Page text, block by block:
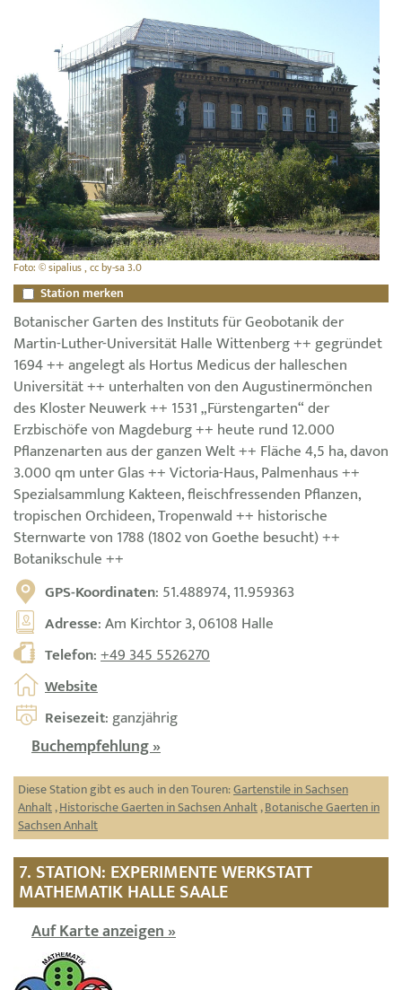
Foto: © sipalius , cc by-sa 3.0
Station merken
Botanischer Garten des Instituts für Geobotanik der
Martin-Luther-Universität Halle Wittenberg ++ gegründet
1694 ++ angelegt als Hortus Medicus der halleschen
Universität ++ unterhalten von den Augustinermönchen
des Kloster Neuwerk ++ 1531 „Fürstengarten“ der
Erzbischöfe von Magdeburg ++ heute rund 12.000
Pflanzenarten aus der ganzen Welt ++ Fläche 4,5 ha, davon
3.000 qm unter Glas ++ Victoria-Haus, Palmenhaus ++
Spezialsammlung Kakteen, fleischfressenden Pflanzen,
tropischen Orchideen, Tropenwald ++ historische
Sternwarte von 1788 (1802 von Goethe besucht) ++
Botanikschule ++
GPS-Koordinaten: 51.488974, 11.959363
Adresse: Am Kirchtor 3, 06108 Halle
Telefon:+49 345 5526270
Website
Reisezeit: ganzjährig
Buchempfehlung »
Diese Station gibt es auch in den Touren:Gartenstile in Sachsen
Anhalt,Historische Gaerten in Sachsen Anhalt,Botanische Gaerten in
Sachsen Anhalt
7. STATION: EXPERIMENTE WERKSTATT
MATHEMATIK HALLE SAALE
Auf Karte anzeigen »